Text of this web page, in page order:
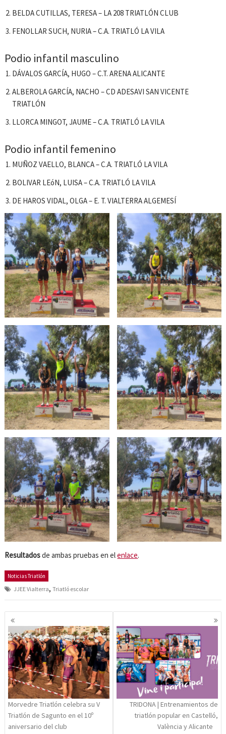
BELDA CUTILLAS, TERESA – LA 208 TRIATLÓN CLUB
FENOLLAR SUCH, NURIA – C.A. TRIATLÓ LA VILA
Podio infantil masculino
DÁVALOS GARCÍA, HUGO – C.T. ARENA ALICANTE
ALBEROLA GARCÍA, NACHO – CD ADESAVI SAN VICENTE
TRIATLÓN
LLORCA MINGOT, JAUME – C.A. TRIATLÓ LA VILA
Podio infantil femenino
MUÑOZ VAELLO, BLANCA – C.A. TRIATLÓ LA VILA
BOLIVAR LEóN, LUISA – C.A. TRIATLÓ LA VILA
DE HAROS VIDAL, OLGA – E. T. VIALTERRA ALGEMESÍ
Resultadosde ambas pruebas en elenlace.
Noticias Triatlón
JJEE Vialterra,Triatló escolar
Navegación
de
entradas
Morvedre Triatlón celebra su V
Triatlón de Sagunto en el 10º
aniversario del club
TRIDONA | Entrenamientos de
triatlón popular en Castelló,
València y Alicante